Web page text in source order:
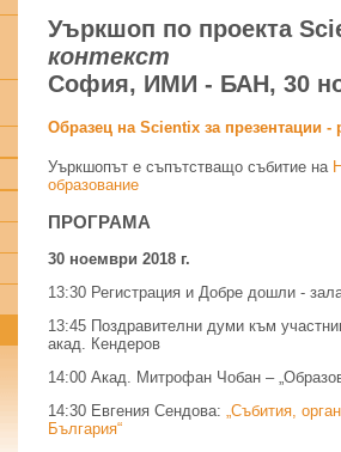
Уъркшоп по проекта
контекст
София, ИМИ - БАН, 30
Образец на Scientix за презентации -
Уъркшопът е съпътстващо събитие на
образование
ПРОГРАМА
30 ноември 2018 г.
13:30 Регистрация и Добре дошли -
13:45 Поздравителни думи към
акад. Кендеров
14:00 Акад. Митрофан Чобан –
14:30 Евгения Сендова: „Събития,
България“